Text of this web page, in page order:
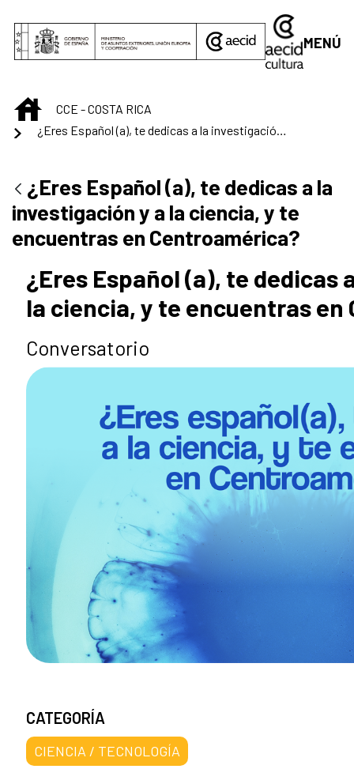
MENÚ
INICIO
CCE - COSTA RICA
¿Eres Español (a), te dedicas a la
investigación y a la ciencia, y te
encuentras en Centroamérica?
¿Eres Español (a), te dedicas
la ciencia, y te encuentras
Conversatorio
CATEGORÍA
CIENCIA / TECNOLOGÍA